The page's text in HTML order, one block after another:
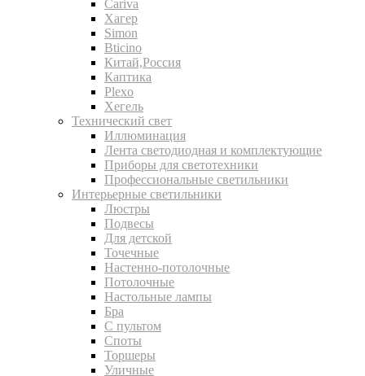
Cariva
Хагер
Simon
Bticino
Китай,Россия
Каптика
Plexo
Хегель
Технический свет
Иллюминация
Лента светодиодная и комплектующие
Приборы для светотехники
Профессиональные светильники
Интерьерные светильники
Люстры
Подвесы
Для детской
Точечные
Настенно-потолочные
Потолочные
Настольные лампы
Бра
С пультом
Споты
Торшеры
Уличные